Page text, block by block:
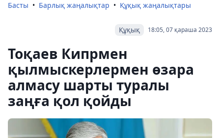
Басты Барлық жаңалықтар Құқық жаңалықтары
18:05, 07 қараша 2023
Құқық
Тоқаев Кипрмен
қылмыскерлермен өзара
алмасу шарты туралы
заңға қол қойды